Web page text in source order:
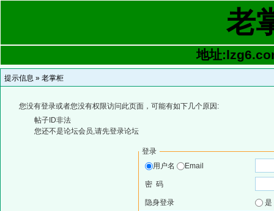
老
地址
提示信息 » 老掌柜
您没有登录或者您没有权限访问此页面，可能有如下几个原因:
帖子ID非法
您还不是论坛会员,请先登录论坛
登录
用户名
Email
密 码
隐身登录